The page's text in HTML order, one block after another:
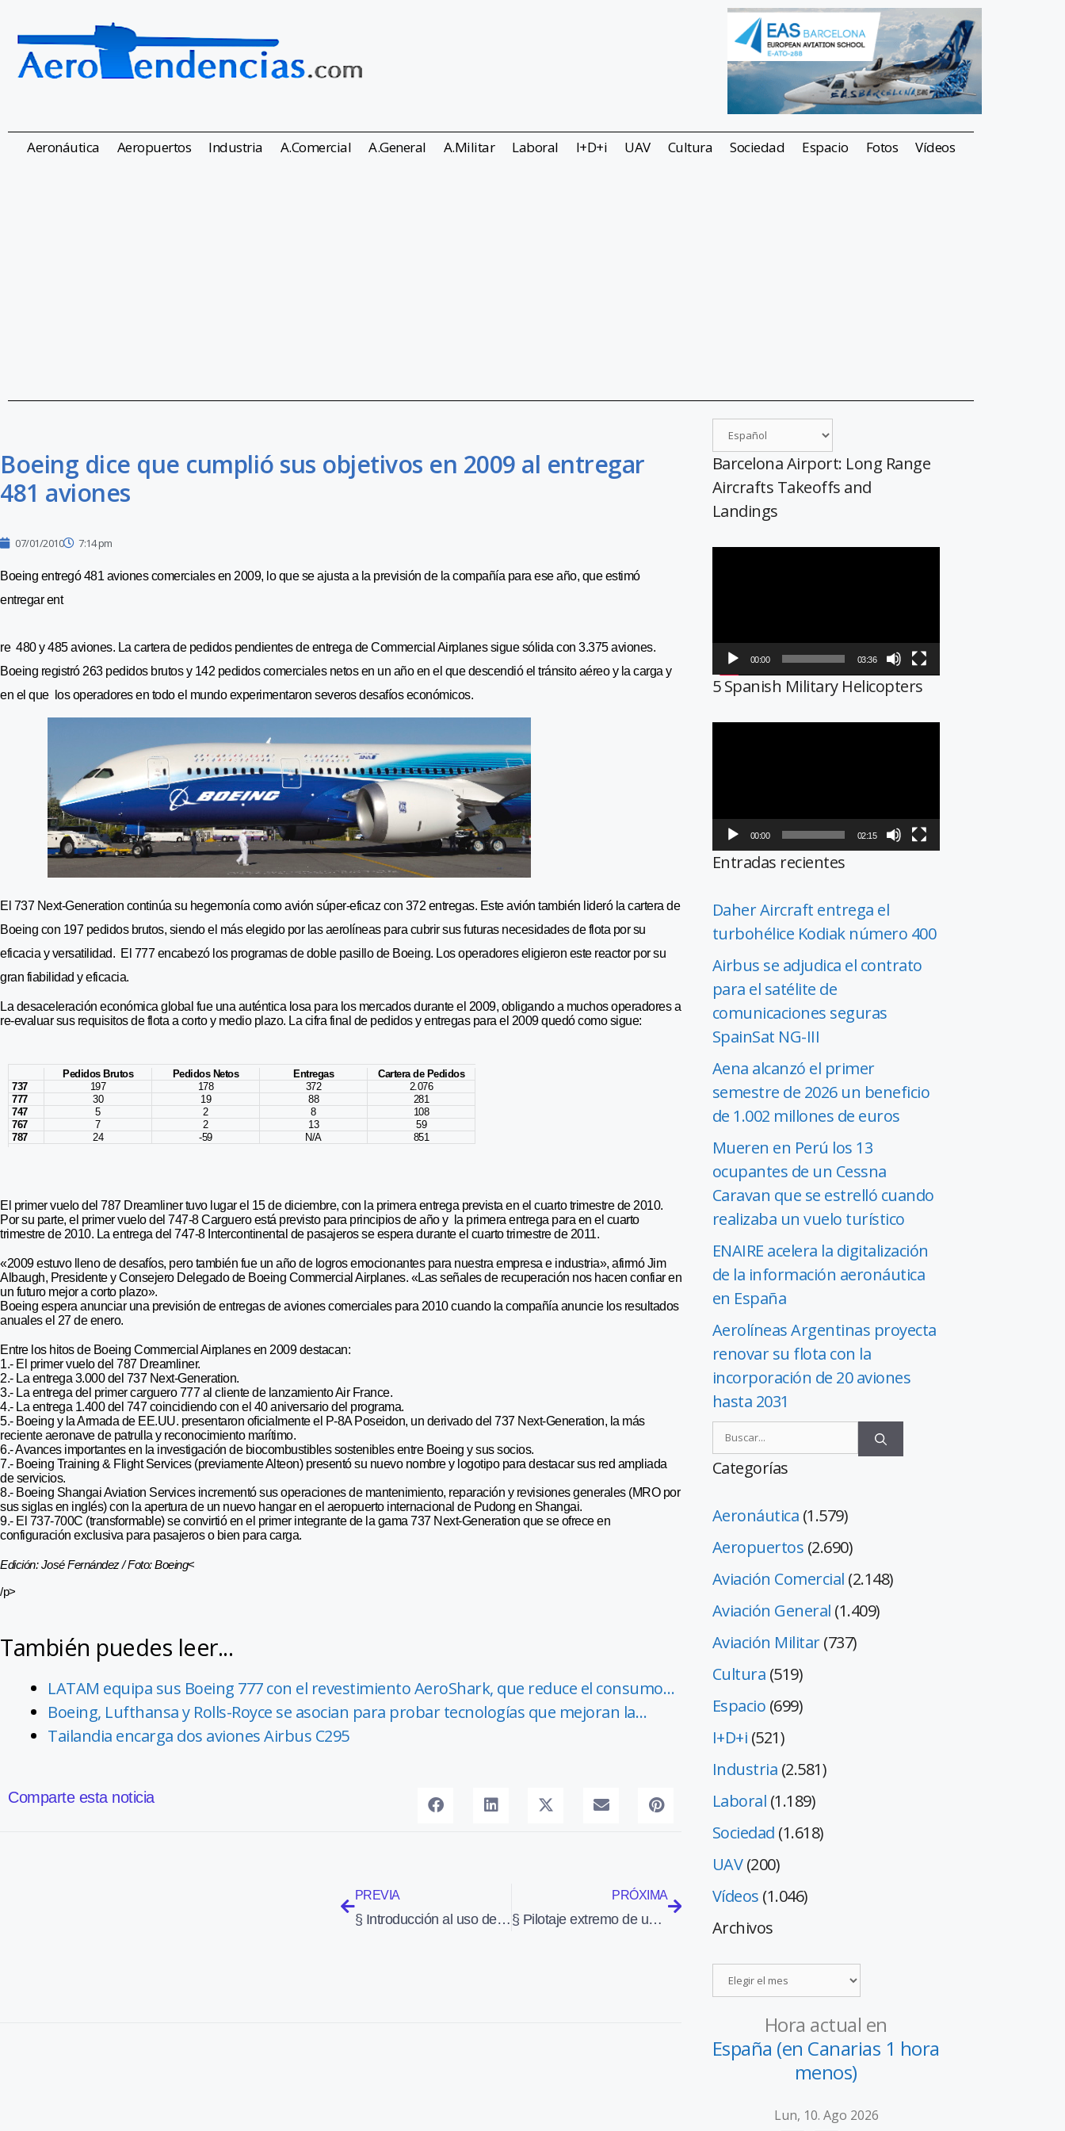
Aeronáutica Aeropuertos Industria A.Comercial A.General A.Militar Laboral I+D+i UAV Cultura Sociedad Espacio Fotos Vídeos
Boeing dice que cumplió sus objetivos en 2009 al entregar
481 aviones
07/01/2010 7:14 pm
Boeing entregó 481 aviones comerciales en 2009, lo que se ajusta a la previsión de la compañía para ese año, que estimó
entregar ent
re 480 y 485 aviones. La cartera de pedidos pendientes de entrega de Commercial Airplanes sigue sólida con 3.375 aviones.
Boeing registró 263 pedidos brutos y 142 pedidos comerciales netos en un año en el que descendió el tránsito aéreo y la carga y
en el que los operadores en todo el mundo experimentaron severos desafíos económicos.
El 737 Next-Generation continúa su hegemonía como avión súper-eficaz con 372 entregas. Este avión también lideró la cartera de
Boeing con 197 pedidos brutos, siendo el más elegido por las aerolíneas para cubrir sus futuras necesidades de flota por su
eficacia y versatilidad. El 777 encabezó los programas de doble pasillo de Boeing. Los operadores eligieron este reactor por su
gran fiabilidad y eficacia.
La desaceleración económica global fue una auténtica losa para los mercados durante el 2009, obligando a muchos operadores a
re-evaluar sus requisitos de flota a corto y medio plazo. La cifra final de pedidos y entregas para el 2009 quedó como sigue:
Pedidos Brutos Pedidos Netos Entregas
Cartera de Pedidos
737
197 178 372
2.076
777
30 19 88
281
747
5 2 8
108
767
7 2 13
59
787
24 -59 N/A 851
El primer vuelo del 787 Dreamliner tuvo lugar el 15 de diciembre, con la primera entrega prevista en el cuarto trimestre de 2010.
Por su parte, el primer vuelo del 747-8 Carguero está previsto para principios de año y la primera entrega para en el cuarto
trimestre de 2010. La entrega del 747-8 Intercontinental de pasajeros se espera durante el cuarto trimestre de 2011.
«2009 estuvo lleno de desafíos, pero también fue un año de logros emocionantes para nuestra empresa e industria», afirmó Jim
Albaugh, Presidente y Consejero Delegado de Boeing Commercial Airplanes. «Las señales de recuperación nos hacen confiar en
un futuro mejor a corto plazo».
Boeing espera anunciar una previsión de entregas de aviones comerciales para 2010 cuando la compañía anuncie los resultados
anuales el 27 de enero.
Entre los hitos de Boeing Commercial Airplanes en 2009 destacan:
1.- El primer vuelo del 787 Dreamliner.
2.- La entrega 3.000 del 737 Next-Generation.
3.- La entrega del primer carguero 777 al cliente de lanzamiento Air France.
4.- La entrega 1.400 del 747 coincidiendo con el 40 aniversario del programa.
5.- Boeing y la Armada de EE.UU. presentaron oficialmente el P-8A Poseidon, un derivado del 737 Next-Generation, la más
reciente aeronave de patrulla y reconocimiento marítimo.
6.- Avances importantes en la investigación de biocombustibles sostenibles entre Boeing y sus socios.
7.- Boeing Training & Flight Services (previamente Alteon) presentó su nuevo nombre y logotipo para destacar sus red ampliada
de servicios.
8.- Boeing Shangai Aviation Services incrementó sus operaciones de mantenimiento, reparación y revisiones generales (MRO por
sus siglas en inglés) con la apertura de un nuevo hangar en el aeropuerto internacional de Pudong en Shangai.
9.- El 737-700C (transformable) se convirtió en el primer integrante de la gama 737 Next-Generation que se ofrece en
configuración exclusiva para pasajeros o bien para carga.
Edición: José Fernández / Foto: Boeing<
/p>
También puedes leer...
LATAM equipa sus Boeing 777 con el revestimiento AeroShark, que reduce el consumo…
Boeing, Lufthansa y Rolls-Royce se asocian para probar tecnologías que mejoran la…
Tailandia encarga dos aviones Airbus C295
Comparte esta noticia
PREVIA
§ Introducción al uso del ‘drone’ MD4-200
PRÓXIMA
§ Pilotaje extremo de un Aviat Husky o… si bebes, no vueles
Barcelona Airport: Long Range
Aircrafts Takeoffs and
Landings
00:00 03:36
5 Spanish Military Helicopters
00:00 02:15
Entradas recientes
Daher Aircraft entrega el
turbohélice Kodiak número 400
Airbus se adjudica el contrato
para el satélite de
comunicaciones seguras
SpainSat NG-III
Aena alcanzó el primer
semestre de 2026 un beneficio
de 1.002 millones de euros
Mueren en Perú los 13
ocupantes de un Cessna
Caravan que se estrelló cuando
realizaba un vuelo turístico
ENAIRE acelera la digitalización
de la información aeronáutica
en España
Aerolíneas Argentinas proyecta
renovar su flota con la
incorporación de 20 aviones
hasta 2031
Categorías
Aeronáutica (1.579)
Aeropuertos (2.690)
Aviación Comercial (2.148)
Aviación General (1.409)
Aviación Militar(737)
Cultura (519)
Espacio (699)
I+D+i (521)
Industria (2.581)
Laboral (1.189)
Sociedad (1.618)
UAV(200)
Vídeos (1.046)
Archivos
Hora actual en
España (en Canarias 1 hora
menos)